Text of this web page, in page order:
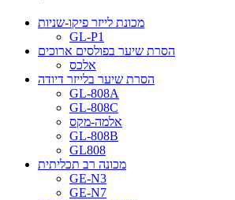
מכונת לייזר פיקו-שניות
GL-P1
הסרת שיער בפולסים ארוכים
אלכס
הסרת שיער בלייזר דיודה
GL-808A
GL-808C
אלמה-מקס
GL-808B
GL808
מכונה רב תכליתית
GE-N3
GE-N7